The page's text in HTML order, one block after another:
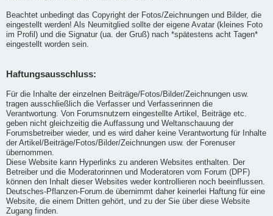
Beachtet unbedingt das Copyright der Fotos/Zeichnungen und Bilder, die
eingestellt werden! Als Neumitglied sollte der eigene Avatar (kleines Foto
im Profil) und die Signatur (ua. der Gruß) nach *spätestens acht Tagen*
eingestellt worden sein.
Haftungsausschluss:
Für die Inhalte der einzelnen Beiträge/Fotos/Bilder/Zeichnungen usw.
tragen ausschließlich die Verfasser und Verfasserinnen die
Verantwortung. Von Forumsnutzern eingestellte Artikel, Beiträge etc.
geben nicht gleichzeitig die Auffassung und Weltanschauung der
Forumsbetreiber wieder, und es wird daher keine Verantwortung für Inhalte
der Artikel/Beiträge/Fotos/Bilder/Zeichnungen usw. der Forenuser
übernommen.
Diese Website kann Hyperlinks zu anderen Websites enthalten. Der
Betreiber und die Moderatorinnen und Moderatoren vom Forum (DPF)
können den Inhalt dieser Websites weder kontrollieren noch beeinflussen.
Deutsches-Pflanzen-Forum.de übernimmt daher keinerlei Haftung für eine
Website, die einem Dritten gehört, und zu der Sie über diese Website
Zugang finden.